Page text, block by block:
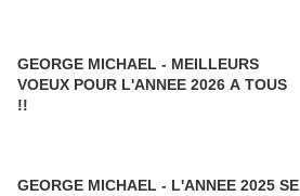
GEORGE MICHAEL - MEILLEURS
VOEUX POUR L'ANNEE 2026 A TOUS
!!
GEORGE MICHAEL - L'ANNEE 2025 SE